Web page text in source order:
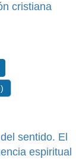
cristiana
sentido. El
espiritual